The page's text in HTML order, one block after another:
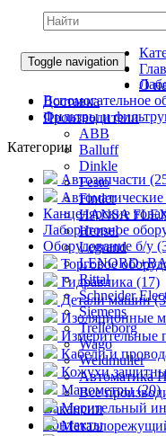
Toggle navigation
О
Доставка
Производители
ABB
Balluff
Dinkle
Festo
Finder
HANSA
Hensel
Legrand
Rittal
Schneider
Siemens
Trelleborg
Wago
Weidmuller
Автоматика
Все
Вакансии
Контакты
Вспомогательное
Фильтры и
Категории
Автозапчасти
Канцелярские
Лабораторное
Оборудование б/у
Торговое
Гидравлика (17)
Детали машин
Изоляционные
Измерительные
Кабели и
Кожухи
Манометры (20)
Мерительный